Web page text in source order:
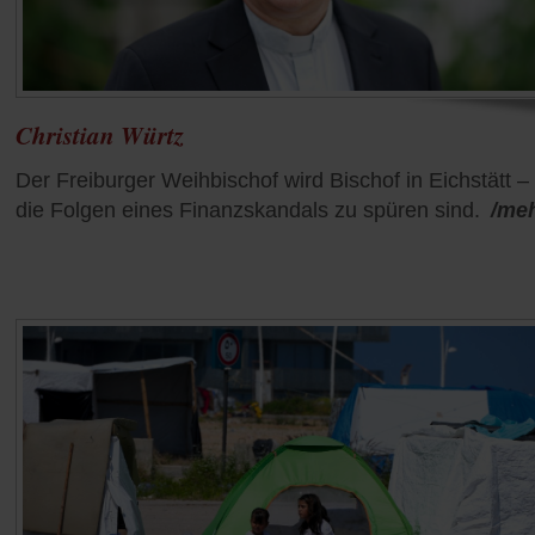
Christian Würtz
Der Freiburger Weihbischof wird Bischof in Eichstätt –
die Folgen eines Finanzskandals zu spüren sind. /